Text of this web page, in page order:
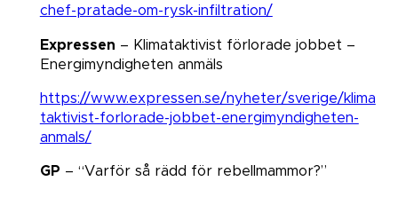
chef-pratade-om-rysk-infiltration/
Expressen – Klimataktivist förlorade jobbet –
Energimyndigheten anmäls​​​​​​​
https://www.expressen.se/nyheter/sverige/klima
taktivist-forlorade-jobbet-energimyndigheten-
anmals/
GP – “Varför så rädd för rebellmammor?”